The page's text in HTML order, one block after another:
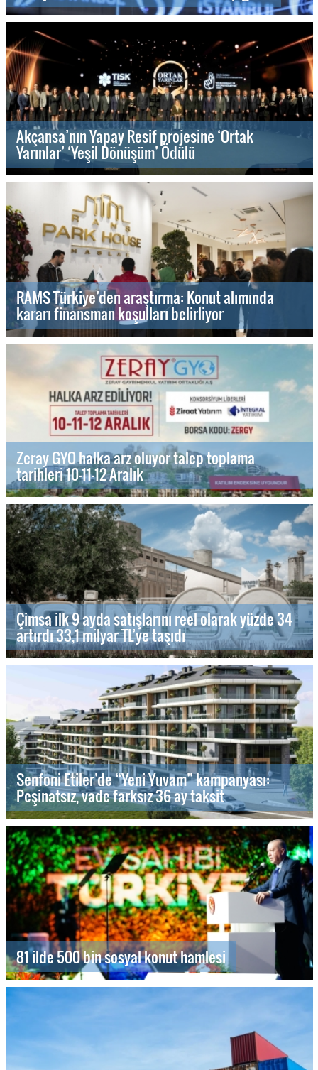
Akçansa’nın Yapay Resif projesine ‘Ortak
Yarınlar’ ‘Yeşil Dönüşüm’ Ödülü
RAMS Türkiye’den araştırma: Konut alımında
kararı finansman koşulları belirliyor
Zeray GYO halka arz oluyor talep toplama
tarihleri 10-11-12 Aralık
Çimsa ilk 9 ayda satışlarını reel olarak yüzde 34
artırdı 33,1 milyar TL’ye taşıdı
Senfoni Etiler’de “Yeni Yuvam” kampanyası:
Peşinatsız, vade farksız 36 ay taksit
81 ilde 500 bin sosyal konut hamlesi